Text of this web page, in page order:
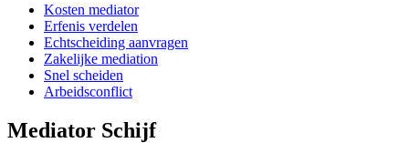
Kosten mediator
Erfenis verdelen
Echtscheiding aanvragen
Zakelijke mediation
Snel scheiden
Arbeidsconflict
Mediator Schijf